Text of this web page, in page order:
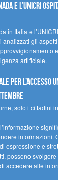
e l’UNICRI
in Italia e
analizzati gli
artificiale.
per l’accesso
solo i cittadini
informazioni.
espressione e
possono
accedere alle